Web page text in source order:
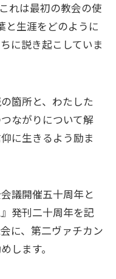
れは最初の教会の使
と生涯をどのように
に説き起こしていま
箇所と、わたした
ながりについて解
に生きるよう励ま
議開催五十周年と
発刊二十周年を記
に、第二ヴァチカン
します。